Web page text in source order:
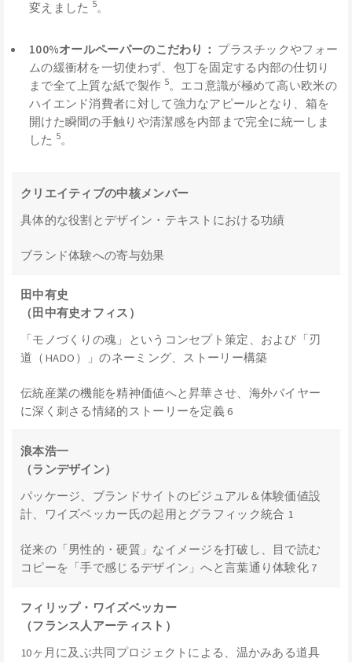
変えました 5。
100%オールペーパーのこだわり： プラスチックやフォー
ムの緩衝材を一切使わず、包丁を固定する内部の仕切り
まで全て上質な紙で製作 5。エコ意識が極めて高い欧米の
ハイエンド消費者に対して強力なアピールとなり、箱を
開けた瞬間の手触りや清潔感を内部まで完全に統一しま
した 5。
クリエイティブの中核メンバー
具体的な役割とデザイン・テキストにおける功績
ブランド体験への寄与効果
田中有史
（田中有史オフィス）
「モノづくりの魂」というコンセプト策定、および「刃
道（HADO）」のネーミング、ストーリー構築
伝統産業の機能を精神価値へと昇華させ、海外バイヤー
に深く刺さる情緒的ストーリーを定義 6
浪本浩一
（ランデザイン）
パッケージ、ブランドサイトのビジュアル＆体験価値設
計、ワイズベッカー氏の起用とグラフィック統合 1
従来の「男性的・硬質」なイメージを打破し、目で読む
コピーを「手で感じるデザイン」へと言葉通り体験化 7
フィリップ・ワイズベッカー
（フランス人アーティスト）
10ヶ月に及ぶ共同プロジェクトによる、温かみある道具